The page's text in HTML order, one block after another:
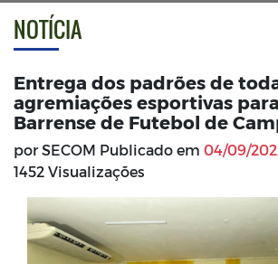
NOTÍCIA
Entrega dos padrões de
agremiações esportivas
Barrense de Futebol de
por SECOM Publicado em 04/09/
1452 Visualizações